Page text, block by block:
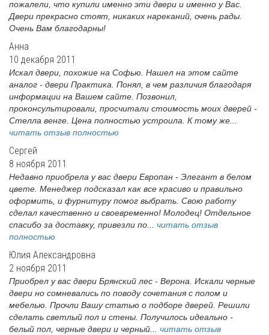
пожалели, что купили именно эти двери и именно у Вас.
Двери прекрасно стоят, никаких нареканий, очень рады.
Очень Вам благодарны!
Анна
10 декабря 2011
Искал двери, похожие на Софью. Нашел на этом сайте
аналог - двери Практика. Понял, в чем различия благодаря
информации на Вашем сайте. Позвонил,
проконсультировали, просчитали стоимость моих дверей -
Стелла венге. Цена полностью устроила. К тому же...
читать отзыв полностью
Сергей
8 ноября 2011
Недавно приобрела у вас двери Европан - Элегант в белом
цвете. Менеджер подсказал как все красиво и правильно
оформить, и фурнитуру помог выбрать. Свою работу
сделал качественно и своевременно! Молодец! Отдельное
спасибо за доставку, привезли по... читать отзыв
полностью
Юлия Александровна
2 ноября 2011
Приобрел у вас двери Брянский лес - Верона. Искали черные
двери но сомневались по поводу сочетания с полом и
мебелью. Прочли Вашу статью о подборе дверей. Решили
сделать светлый пол и стены. Получилось идеально -
белый пол, черные двери и черный... читать отзыв